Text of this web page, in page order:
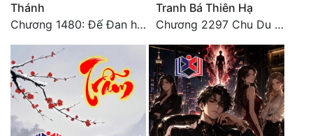
Trọng Sinh
Tu Chân
Tu Tiên
Tội Phạm
Vô Địch
Thánh
Chương 1480: Đế Đan hiện
Tranh Bá Thiên Hạ
Chương 2297 Chu Du Du mang thai